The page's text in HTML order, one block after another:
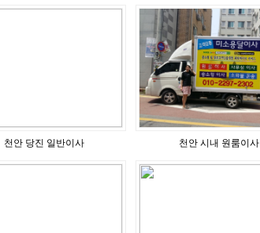
천안 당진 일반이사 천안 시내 원룸이사